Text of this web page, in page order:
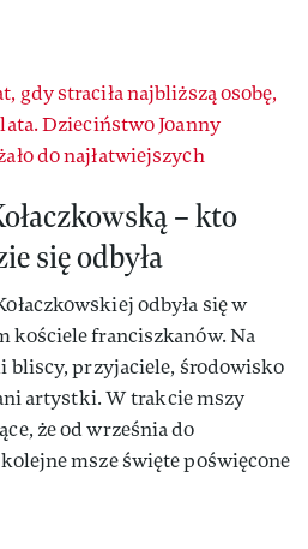
gdy straciła najbliższą osobę,
Dzieciństwo Joanny
do najłatwiejszych
– kto
się odbyła
odbyła się w
kościele franciszkanów. Na
bliscy, przyjaciele, środowisko
artystki. W trakcie mszy
że od września do
msze święte poświęcone